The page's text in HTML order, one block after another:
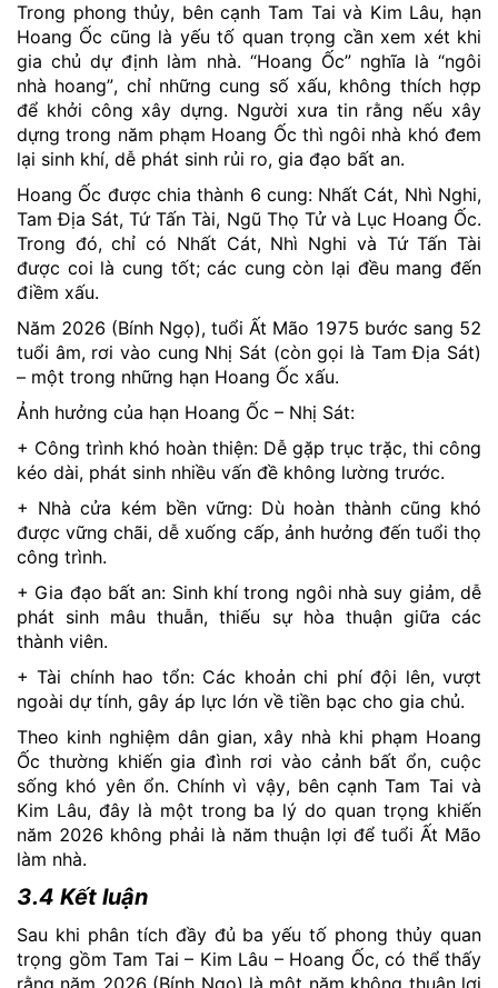
Trong phong thủy, bên cạnh Tam Tai và Kim Lâu, hạn
Hoang Ốc cũng là yếu tố quan trọng cần xem xét khi
gia chủ dự định làm nhà. “Hoang Ốc” nghĩa là “ngôi
nhà hoang”, chỉ những cung số xấu, không thích hợp
để khởi công xây dựng. Người xưa tin rằng nếu xây
dựng trong năm phạm Hoang Ốc thì ngôi nhà khó đem
lại sinh khí, dễ phát sinh rủi ro, gia đạo bất an.
Hoang Ốc được chia thành 6 cung: Nhất Cát, Nhì Nghi,
Tam Địa Sát, Tứ Tấn Tài, Ngũ Thọ Tử và Lục Hoang Ốc.
Trong đó, chỉ có Nhất Cát, Nhì Nghi và Tứ Tấn Tài
được coi là cung tốt; các cung còn lại đều mang đến
điềm xấu.
Năm 2026 (Bính Ngọ), tuổi Ất Mão 1975 bước sang 52
tuổi âm, rơi vào cung Nhị Sát (còn gọi là Tam Địa Sát)
– một trong những hạn Hoang Ốc xấu.
Ảnh hưởng của hạn Hoang Ốc – Nhị Sát:
+ Công trình khó hoàn thiện: Dễ gặp trục trặc, thi công
kéo dài, phát sinh nhiều vấn đề không lường trước.
+ Nhà cửa kém bền vững: Dù hoàn thành cũng khó
được vững chãi, dễ xuống cấp, ảnh hưởng đến tuổi thọ
công trình.
+ Gia đạo bất an: Sinh khí trong ngôi nhà suy giảm, dễ
phát sinh mâu thuẫn, thiếu sự hòa thuận giữa các
thành viên.
+ Tài chính hao tổn: Các khoản chi phí đội lên, vượt
ngoài dự tính, gây áp lực lớn về tiền bạc cho gia chủ.
Theo kinh nghiệm dân gian, xây nhà khi phạm Hoang
Ốc thường khiến gia đình rơi vào cảnh bất ổn, cuộc
sống khó yên ổn. Chính vì vậy, bên cạnh Tam Tai và
Kim Lâu, đây là một trong ba lý do quan trọng khiến
năm 2026 không phải là năm thuận lợi để tuổi Ất Mão
làm nhà.
3.4 Kết luận
Sau khi phân tích đầy đủ ba yếu tố phong thủy quan
trọng gồm Tam Tai – Kim Lâu – Hoang Ốc, có thể thấy